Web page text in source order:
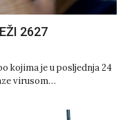
2627
kojima je u posljednja 24
virusom…